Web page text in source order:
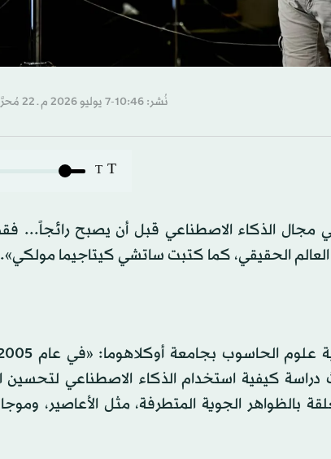
نُشر: 10:46-7 يوليو 2026 م ـ 22 مُحرَّم 1448 هـ
T
T
الذكاء الاصطناعي قبل أن يصبح رائجاً...
العالم الحقيقي، كما كتبت ساتشي كيتاجيما مولكي».
كيفية استخدام الذكاء الاصطناعي لتحسين
بالظواهر الجوية المتطرفة، مثل الأعاصير،